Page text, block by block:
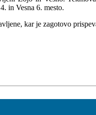
in Vesna 6. mesto.
kar je zagotovo